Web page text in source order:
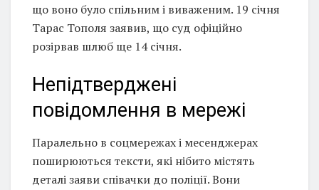
що воно було спільним і виваженим. 19 січня
Тарас Тополя заявив, що суд офіційно
розірвав шлюб ще 14 січня.
Непідтверджені
повідомлення в мережі
Паралельно в соцмережах і месенджерах
поширюються тексти, які нібито містять
деталі заяви співачки до поліції. Вони